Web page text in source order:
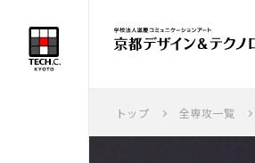
トップ 全専攻一覧